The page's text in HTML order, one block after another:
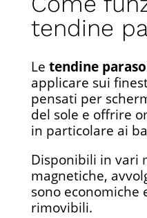
tendine
Letendine
applicare sui
pensati per
del sole e offrire
in particolare ai
Disponibili in vari
magnetiche,
sono economiche
rimovibili.